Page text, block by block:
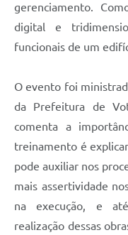
Contato
gerenciamento.
digital e
funcionais de um
O evento foi
da Prefeitura de
comenta a
treinamento é
pode auxiliar nos
mais assertividade
na execução, e
realização dessas